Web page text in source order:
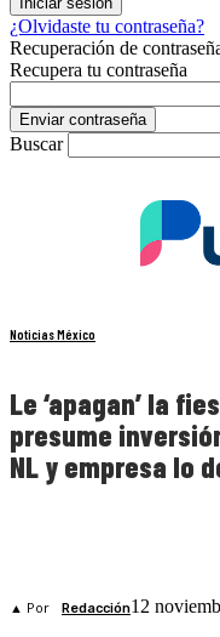
¿Olvidaste tu contraseña?
Recuperación de
Recupera tu contraseña
Buscar
Noticias México
Le ‘apagan’ la
presume
NL y empresa lo
▲ Por Redacción12